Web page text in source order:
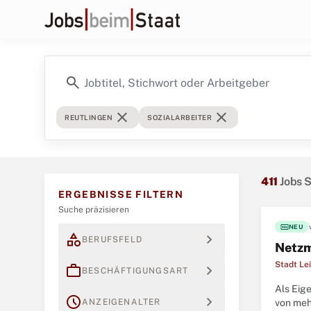
search
REUTLINGEN close SOZIALARBEITER close
ERGEBNISSE FILTERN
Suche präzisieren
category BERUFSFELD expand_more
work BESCHÄFTIGUNGSART expand_more
scheduleANZEIGENALTER expand_more
411 Jobs
fiber_newNEU
Stadt
Als
von